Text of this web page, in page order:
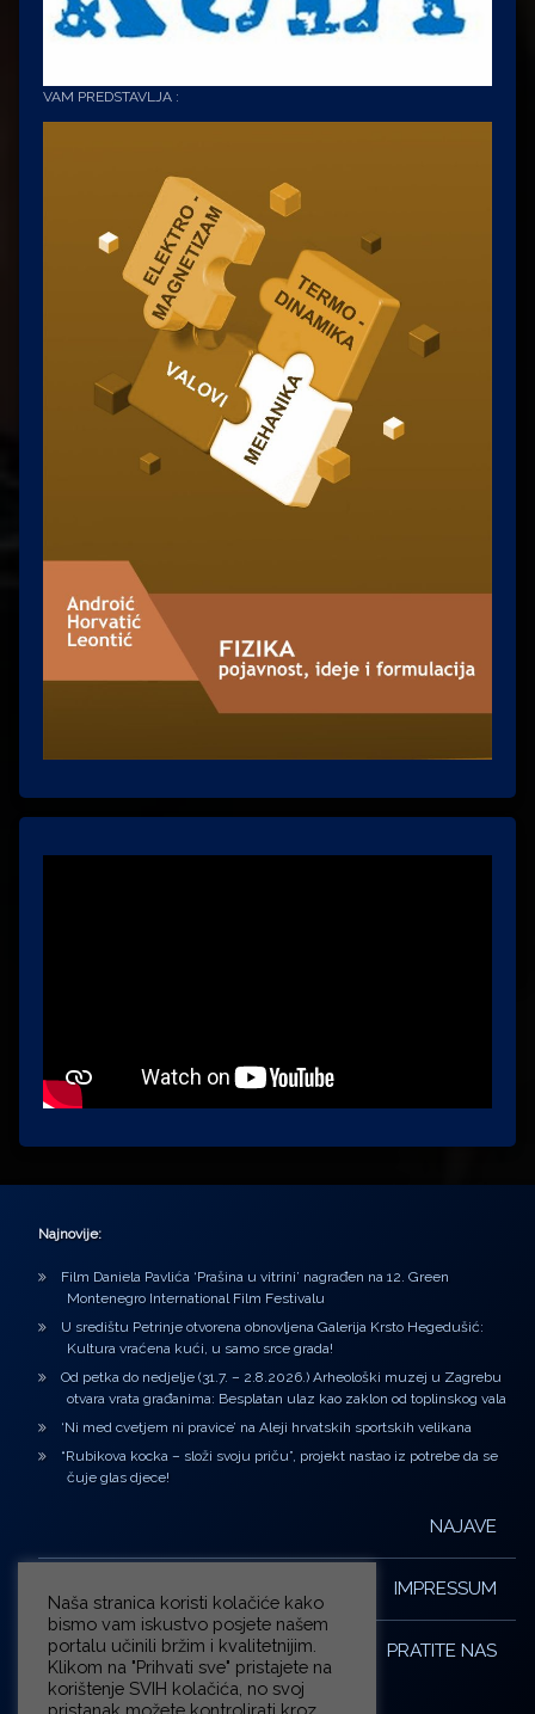
VAM PREDSTAVLJA :
Najnovije:
Film Daniela Pavlića ‘Prašina u vitrini’ nagrađen na 12. Green
Montenegro International Film Festivalu
U središtu Petrinje otvorena obnovljena Galerija Krsto Hegedušić:
Kultura vraćena kući, u samo srce grada!
Od petka do nedjelje (31.7. – 2.8.2026.) Arheološki muzej u Zagrebu
otvara vrata građanima: Besplatan ulaz kao zaklon od toplinskog vala
‘Ni med cvetjem ni pravice’ na Aleji hrvatskih sportskih velikana
“Rubikova kocka – složi svoju priču”, projekt nastao iz potrebe da se
čuje glas djece!
NAJAVE
IMPRESSUM
PRATITE NAS
Naša stranica koristi kolačiće kako
bismo vam iskustvo posjete našem
portalu učinili bržim i kvalitetnijim.
Klikom na "Prihvati sve" pristajete na
korištenje SVIH kolačića, no svoj
pristanak možete kontrolirati kroz